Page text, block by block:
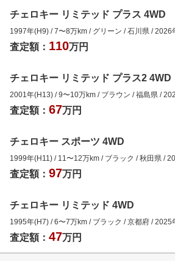
チェロキー リミテッド プラス 4WD
1997年(H9) /7〜8万km / グリーン /石川県 /2026
査定額： 110万円
チェロキー リミテッド プラス2 4WD
2001年(H13) /9〜10万km / ブラウン /福島県 /
査定額： 67万円
チェロキー スポーツ 4WD
1999年(H11) / 11 〜12万km / ブラック /秋田県 /
査定額： 97万円
チェロキー リミテッド 4WD
1995年(H7) /6〜7万km / ブラック /京都府 /2025
査定額： 47万円